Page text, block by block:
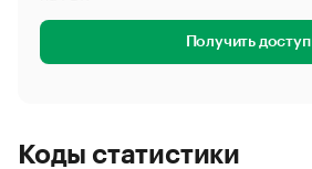
Получить доступ
Коды статистики